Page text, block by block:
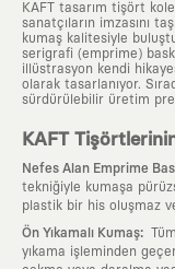
KAFT tasarım tişört
sanatçıların imzasını
kumaş kalitesiyle
serigrafi (emprime)
illüstrasyon kendi
olarak tasarlanıyor.
sürdürülebilir üretim
KAFT
Nefes Alan Emprime
tekniğiyle kumaşa
plastik bir his oluşmaz
Ön Yıkamalı Kumaş:
yıkama işleminden